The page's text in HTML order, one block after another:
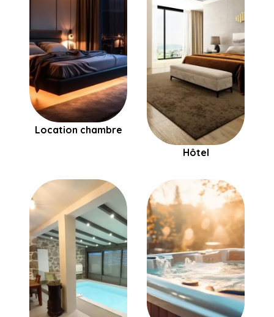
Location chambre
Hôtel